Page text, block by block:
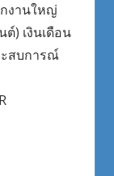
งานใหญ่
) เงินเดือน
สบการณ์